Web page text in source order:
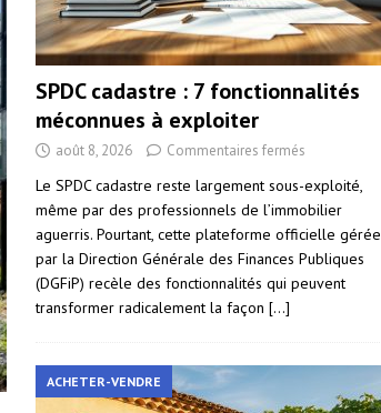
SPDC cadastre : 7 fonctionnalités
méconnues à exploiter
août 8, 2026 Commentaires fermés
Le SPDC cadastre reste largement sous-exploité,
même par des professionnels de l’immobilier
aguerris. Pourtant, cette plateforme officielle gérée
par la Direction Générale des Finances Publiques
(DGFiP) recèle des fonctionnalités qui peuvent
transformer radicalement la façon […]
ACHETER-VENDRE